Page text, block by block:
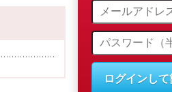
ログインし